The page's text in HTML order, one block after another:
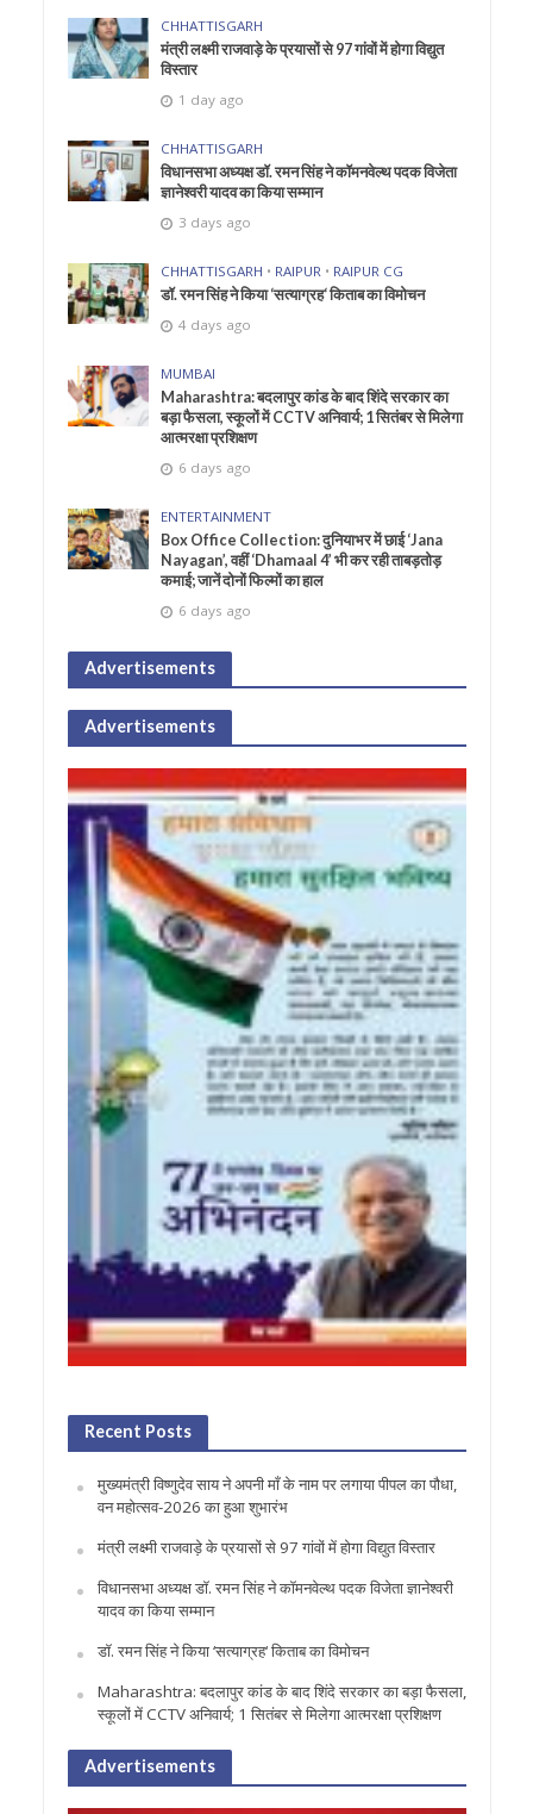
CHHATTISGARH
मंत्री लक्ष्मी राजवाड़े के प्रयासों से 97 गांवों में होगा विद्युत
विस्तार
1 day ago
CHHATTISGARH
विधानसभा अध्यक्ष डॉ. रमन सिंह ने कॉमनवेल्थ पदक विजेता
ज्ञानेश्वरी यादव का किया सम्मान
3 days ago
CHHATTISGARH • RAIPUR • RAIPUR CG
डॉ. रमन सिंह ने किया ‘सत्याग्रह‘ किताब का विमोचन
4 days ago
MUMBAI
Maharashtra: बदलापुर कांड के बाद शिंदे सरकार का
बड़ा फैसला, स्कूलों में CCTV अनिवार्य; 1 सितंबर से मिलेगा
आत्मरक्षा प्रशिक्षण
6 days ago
ENTERTAINMENT
Box Office Collection: दुनियाभर में छाई ‘Jana
Nayagan’, वहीं ‘Dhamaal 4’ भी कर रही ताबड़तोड़
कमाई; जानें दोनों फिल्मों का हाल
6 days ago
Advertisements
Advertisements
Recent Posts
मुख्यमंत्री विष्णुदेव साय ने अपनी माँ के नाम पर लगाया पीपल का पौधा,
वन महोत्सव-2026 का हुआ शुभारंभ
मंत्री लक्ष्मी राजवाड़े के प्रयासों से 97 गांवों में होगा विद्युत विस्तार
विधानसभा अध्यक्ष डॉ. रमन सिंह ने कॉमनवेल्थ पदक विजेता ज्ञानेश्वरी
यादव का किया सम्मान
डॉ. रमन सिंह ने किया ‘सत्याग्रह‘ किताब का विमोचन
Maharashtra: बदलापुर कांड के बाद शिंदे सरकार का बड़ा फैसला,
स्कूलों में CCTV अनिवार्य; 1 सितंबर से मिलेगा आत्मरक्षा प्रशिक्षण
Advertisements